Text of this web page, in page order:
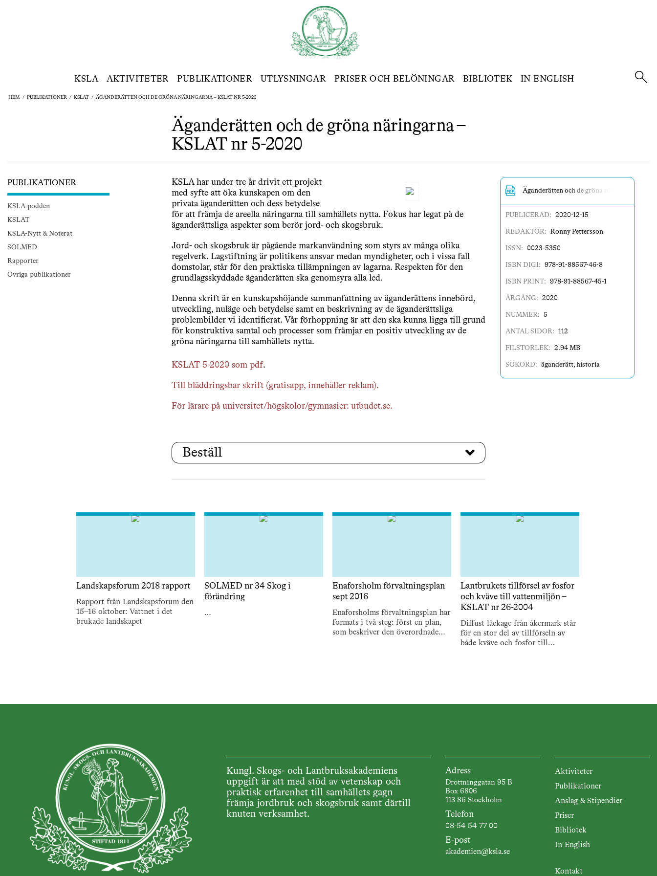
KSLA AKTIVITETER PUBLIKATIONER UTLYSNINGAR PRISER OCH BELÖNINGAR BIBLIOTEK IN ENGLISH
HEM / PUBLIKATIONER / KSLAT / ÄGANDERÄTTEN OCH DE GRÖNA NÄRINGARNA – KSLAT NR 5-2020
Äganderätten och de gröna näringarna –
KSLAT nr 5-2020
PUBLIKATIONER
KSLA-podden
KSLAT
KSLA-Nytt & Noterat
SOLMED
Rapporter
Övriga publikationer
KSLA har under tre år drivit ett projekt
med syfte att öka kunskapen om den
privata äganderätten och dess betydelse
för att främja de areella näringarna till samhällets nytta. Fokus har legat på de
äganderättsliga aspekter som berör jord- och skogsbruk.
Jord- och skogsbruk är pågående markanvändning som styrs av många olika
regelverk. Lagstiftning är politikens ansvar medan myndigheter, och i vissa fall
domstolar, står för den praktiska tillämpningen av lagarna. Respekten för den
grundlagsskyddade äganderätten ska genomsyra alla led.
Denna skrift är en kunskapshöjande sammanfattning av äganderättens innebörd,
utveckling, nuläge och betydelse samt en beskrivning av de äganderättsliga
problembilder vi identifierat. Vår förhoppning är att den ska kunna ligga till grund
för konstruktiva samtal och processer som främjar en positiv utveckling av de
gröna näringarna till samhällets nytta.
KSLAT 5-2020 som pdf.
Till bläddringsbar skrift (gratisapp, innehåller reklam).
För lärare på universitet/högskolor/gymnasier: utbudet.se.
Beställ
Äganderätten och de gröna näringarna –
PUBLICERAD: 2020-12-15
REDAKTÖR: Ronny Pettersson
ISSN: 0023-5350
ISBN DIGI: 978-91-88567-46-8
ISBN PRINT: 978-91-88567-45-1
ÅRGÅNG: 2020
NUMMER: 5
ANTAL SIDOR: 112
FILSTORLEK: 2.94 MB
SÖKORD: äganderätt, historia
Landskapsforum 2018 rapport
Rapport från Landskapsforum den
15–16 oktober: Vattnet i det
brukade landskapet
SOLMED nr 34 Skog i
förändring
…
Enaforsholm förvaltningsplan
sept 2016
Enaforsholms förvaltningsplan har
formats i två steg: först en plan,
som beskriver den överordnade
Lantbrukets tillförsel av fosfor
och kväve till vattenmiljön –
KSLAT nr 26-2004
Diffust läckage från åkermark står
för en stor del av tillförseln av
både kväve och fosfor till
Kungl. Skogs- och Lantbruksakademiens
uppgift är att med stöd av vetenskap och
praktisk erfarenhet till samhällets gagn
främja jordbruk och skogsbruk samt därtill
knuten verksamhet.
Adress
Drottninggatan 95 B
Box 6806
113 86 Stockholm
Telefon
08-54 54 77 00
E-post
akademien@ksla.se
Aktiviteter
Publikationer
Anslag & Stipendier
Priser
Bibliotek
In English
Kontakt